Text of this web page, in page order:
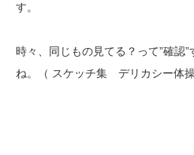
す。
時々、同じもの見てる？って”確認
ね。（ スケッチ集 デリカシー体操